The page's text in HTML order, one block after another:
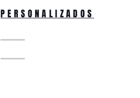
PERSONALIZADOS